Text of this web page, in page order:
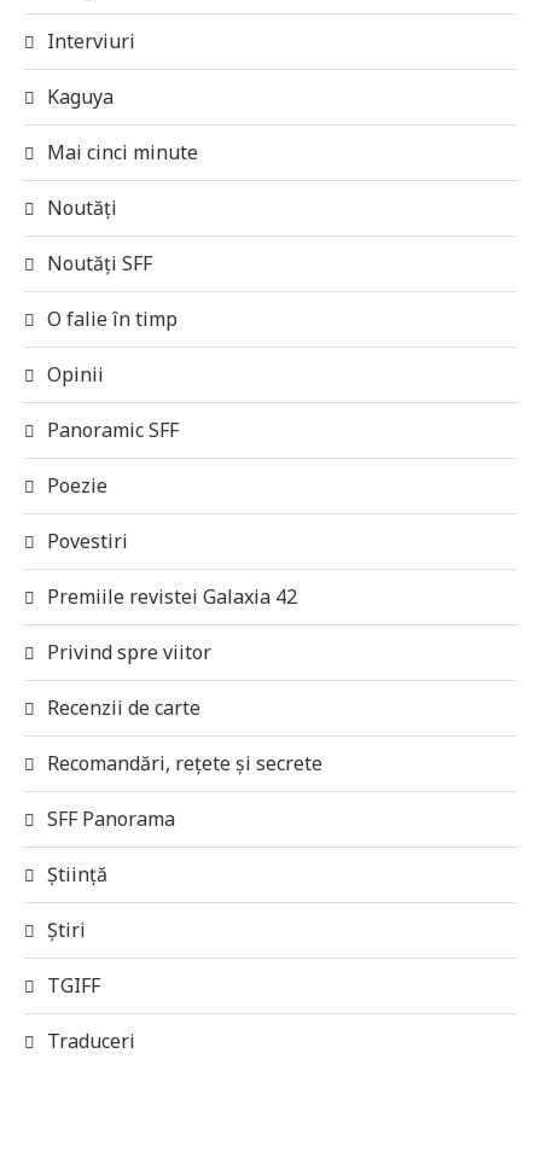
Interviuri
Kaguya
Mai cinci minute
Noutăți
Noutăți SFF
O falie în timp
Opinii
Panoramic SFF
Poezie
Povestiri
Premiile revistei Galaxia 42
Privind spre viitor
Recenzii de carte
Recomandări, rețete și secrete
SFF Panorama
Știință
Știri
TGIFF
Traduceri